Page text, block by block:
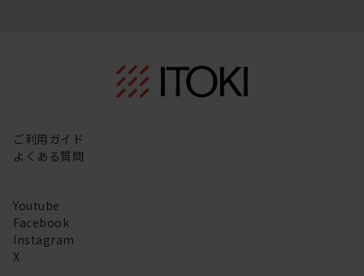
ご利用ガイド
よくある質問
Youtube
Facebook
Instagram
X